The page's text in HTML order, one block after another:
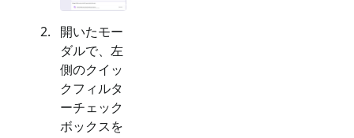
開いたモー
ダルで、左
側のクイッ
クフィルタ
ーチェック
ボックスを